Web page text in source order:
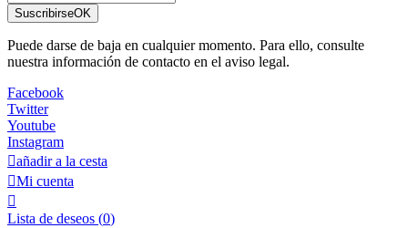
SuscribirseOK
Puede darse de baja en cualquier momento. Para ello, consulte
nuestra información de contacto en el aviso legal.
Facebook
Twitter
Youtube
Instagram
añadir a la cesta
Mi cuenta

Lista de deseos (0)